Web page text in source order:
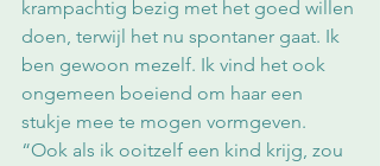
krampachtig bezig met het goed willen
doen, terwijl het nu spontaner gaat. Ik
ben gewoon mezelf. Ik vind het ook
ongemeen boeiend om haar een
stukje mee te mogen vormgeven.
“Ook als ik ooitzelf een kind krijg, zou